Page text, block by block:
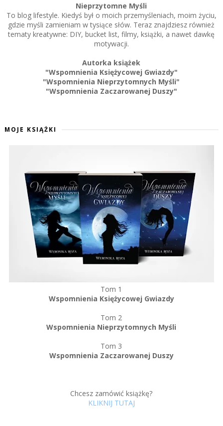
Nieprzytomne Myśli
To blog lifestyle. Kiedyś był o moich przemyśleniach, moim życiu,
gdzie myśli zamieniam w tysiące słów. Teraz znajdziesz również
tematy kreatywne: DIY, bucket list, filmy, książki, a nawet dawkę
motywacji.
Autorka książek
"Wspomnienia Księżycowej Gwiazdy"
"Wspomnienia Nieprzytomnych Myśli"
"Wspomnienia Zaczarowanej Duszy"
MOJE KSIĄŻKI
Tom 1
Wspomnienia Księżycowej Gwiazdy
Tom 2
Wspomnienia Nieprzytomnych Myśli
Tom 3
Wspomnienia Zaczarowanej Duszy
Chcesz zamówić książkę?
KLIKNIJ TUTAJ